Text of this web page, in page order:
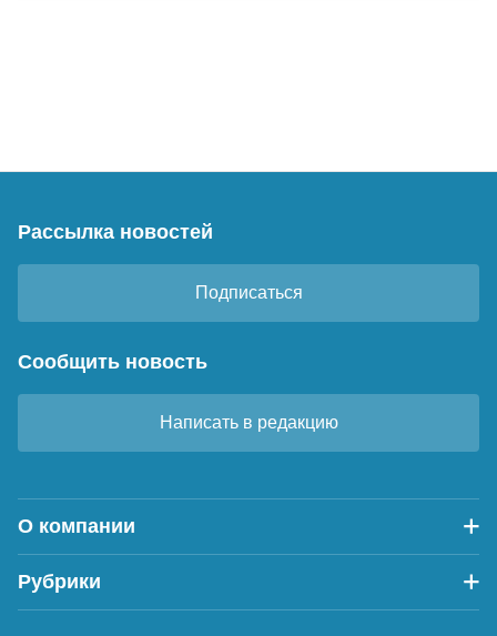
Рассылка новостей
Подписаться
Сообщить новость
Написать в редакцию
О компании
Рубрики